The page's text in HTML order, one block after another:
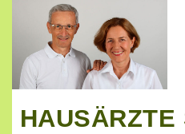
HAUSÄRZTE